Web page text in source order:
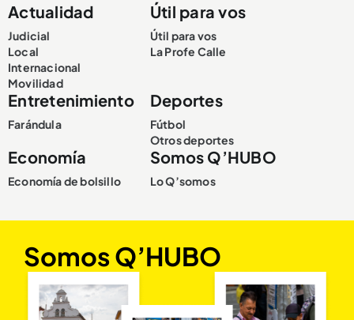
Actualidad
Judicial
Local
Internacional
Movilidad
Útil para vos
Útil para vos
La Profe Calle
Entretenimiento
Farándula
Deportes
Fútbol
Otros deportes
Economía
Economía de bolsillo
Somos Q’HUBO
Lo Q’somos
Somos Q’HUBO